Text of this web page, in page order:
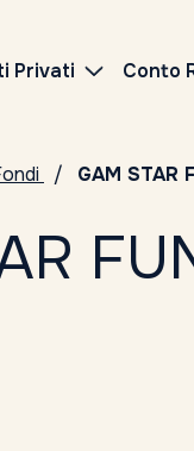
Privati Conto
GAM STAR